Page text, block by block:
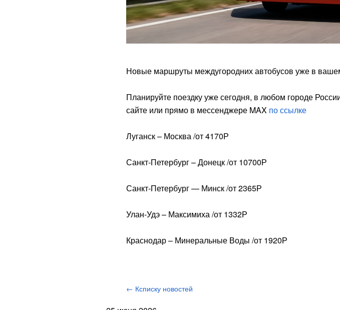
Новые маршруты междугородних автобусов уже в
Планируйте поездку уже сегодня, в любом городе
сайте или прямо в мессенджере MAX по ссылке
Луганск – Москва /от 4170Р
Санкт-Петербург – Донецк /от 10700Р
Санкт-Петербург — Минск /от 2365Р
Улан-Удэ – Максимиха /от 1332Р
Краснодар – Минеральные Воды /от 1920Р
← Ксписку новостей